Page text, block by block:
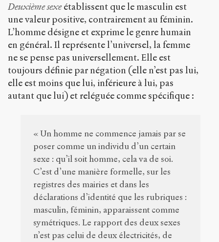
Deuxième sexeétablissent que le masculin est
une valeur positive, contrairement au féminin.
L’homme désigne et exprime le genre humain
en général. Il représente l’universel, la femme
ne se pense pas universellement. Elle est
toujours définie par négation (elle n’est pas lui,
elle est moins que lui, inférieure à lui, pas
autant que lui) et reléguée comme spécifique :
« Un homme ne commence jamais par se
poser comme un individu d’un certain
sexe : qu’il soit homme, cela va de soi.
C’est d’une manière formelle, sur les
registres des mairies et dans les
déclarations d’identité que les rubriques :
masculin, féminin, apparaissent comme
symétriques. Le rapport des deux sexes
n’est pas celui de deux électricités, de